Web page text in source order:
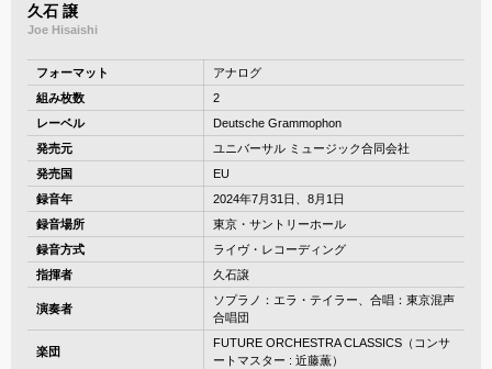
久石 譲
Joe Hisaishi
フォーマット
アナログ
組み枚数
2
レーベル
Deutsche Grammophon
発売元
ユニバーサル ミュージック合同会社
発売国
EU
録音年
2024年7月31日、8月1日
録音場所
東京・サントリーホール
録音方式
ライヴ・レコーディング
指揮者
久石譲
演奏者
ソプラノ：エラ・テイラー、合唱：東京混声
合唱団
楽団
FUTURE ORCHESTRA CLASSICS（コンサ
ートマスター : 近藤薫）